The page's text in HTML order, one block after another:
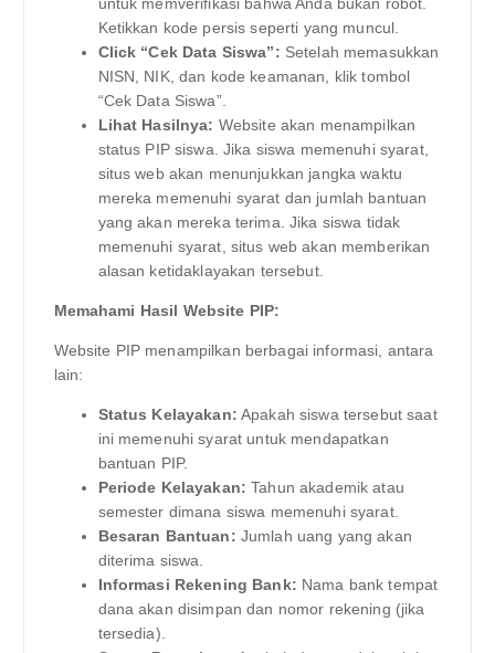
Ketikkan kode persis seperti yang muncul.
Click “Cek Data Siswa”: Setelah memasukkan
NISN, NIK, dan kode keamanan, klik tombol
“Cek Data Siswa”.
Lihat Hasilnya: Website akan menampilkan
status PIP siswa. Jika siswa memenuhi syarat,
situs web akan menunjukkan jangka waktu
mereka memenuhi syarat dan jumlah bantuan
yang akan mereka terima. Jika siswa tidak
memenuhi syarat, situs web akan memberikan
alasan ketidaklayakan tersebut.
Memahami Hasil Website PIP:
Website PIP menampilkan berbagai informasi, antara
lain:
Status Kelayakan: Apakah siswa tersebut saat
ini memenuhi syarat untuk mendapatkan
bantuan PIP.
Periode Kelayakan: Tahun akademik atau
semester dimana siswa memenuhi syarat.
Besaran Bantuan: Jumlah uang yang akan
diterima siswa.
Informasi Rekening Bank: Nama bank tempat
dana akan disimpan dan nomor rekening (jika
tersedia).